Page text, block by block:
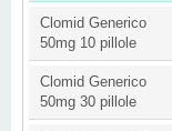
Clomid Generico
50mg 10 pillole
Clomid Generico
50mg 30 pillole